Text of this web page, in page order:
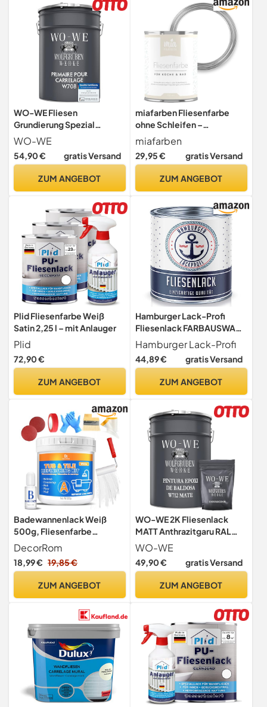
WO-WE Fliesen
Grundierung Spezial
Haftgrund Fliesengrund für
Fliesenfarbe W708-5Kg
WO-WE
54,90 € gratis Versand
ZUM ANGEBOT
miafarben Fliesenfarbe
ohne Schleifen –
Fliesenlack für Wand &
Boden – Bad & Küche –
hochdeckend, matt,
(Traumhaftes Weiss,
miafarben
29,95 € gratis Versand
ZUM ANGEBOT
Plid Fliesenfarbe Weiß
Satin 2,25 l – mit Anlauger
Plid
72,90 €
ZUM ANGEBOT
Hamburger Lack-Profi
Fliesenlack FARBAUSWAHL
& GLANZAUSWAHL
Fliesenfarbe (1 L)
Hamburger Lack-Profi
44,89 € gratis Versand
ZUM ANGEBOT
Badewannenlack Weiß
500g, Fliesenfarbe
Badezimmer Fliesenlack,
Badewannen
Renovierungsset FüR
Duschwanne, Bad-
WasserbestäNdig &
kratzfest
Badewannenfarbe Mit
Werkzeug
DecorRom
18,99 € 19,85 €
ZUM ANGEBOT
WO-WE 2K Fliesenlack
MATT Anthrazitgaru RAL
7016 Boden Wand
Fliesenfarbe Bad Küche -
2,5Kg
WO-WE
49,90 € gratis Versand
ZUM ANGEBOT